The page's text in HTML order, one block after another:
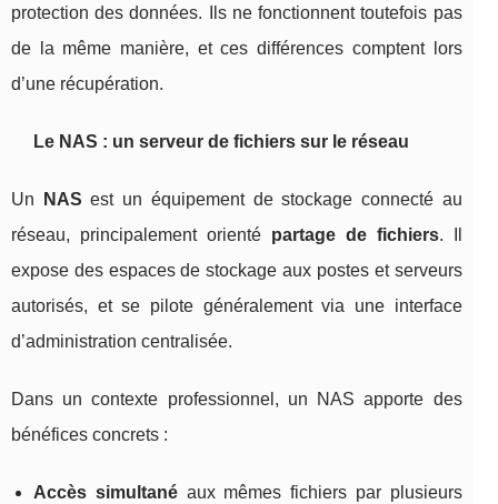
protection des données. Ils ne fonctionnent toutefois pas
de la même manière, et ces différences comptent lors
d’une récupération.
Le NAS : un serveur de fichiers sur le réseau
Un NAS est un équipement de stockage connecté au
réseau, principalement orienté partage de fichiers. Il
expose des espaces de stockage aux postes et serveurs
autorisés, et se pilote généralement via une interface
d’administration centralisée.
Dans un contexte professionnel, un NAS apporte des
bénéfices concrets :
Accès simultanéaux mêmes fichiers par plusieurs